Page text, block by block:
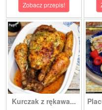
Zobacz przepis!
Kurczak z rękawa...